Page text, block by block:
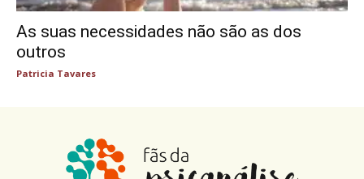
As suas necessidades não são as dos
outros
Patricia Tavares